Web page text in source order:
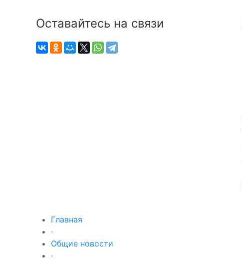
Оставайтесь на связи
Главная
·
Общие новости
·